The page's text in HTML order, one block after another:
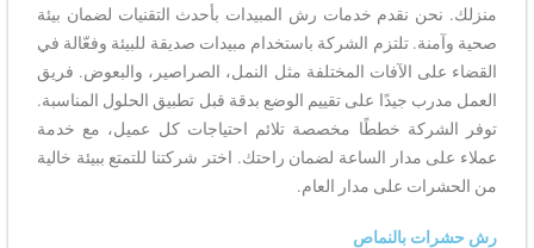
منزلك. نحن نقدم خدمات رش المبيدات بأحدث التقنيات لضمان بيئة
صحية وآمنة. تلتزم الشركة باستخدام مبيدات صديقة للبيئة وفعّالة في
القضاء على الآفات المختلفة مثل النمل، الصراصير، والبعوض. فريق
العمل مدرب جيدًا على تقييم الوضع بدقة قبل تطبيق الحلول المناسبة.
توفر الشركة خططًا مخصصة تلائم احتياجات كل عميل، مع خدمة
عملاء على مدار الساعة لضمان راحتك. اختر شركتنا للتمتع ببيئة خالية
من الحشرات على مدار العام.
رش حشرات بالنماص